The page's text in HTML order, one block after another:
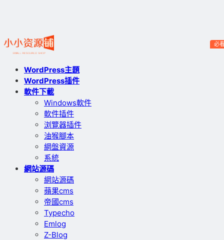
WordPress主題
WordPress插件
軟件下載
Windows軟件
軟件插件
浏覽器插件
油猴腳本
網盤資源
系統
網站源碼
網站源碼
蘋果cms
帝國cms
Typecho
Emlog
Z-Blog
必